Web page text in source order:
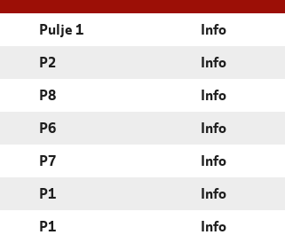
Pulje 1 Info
P2 Info
P8 Info
P6 Info
P7 Info
P1 Info
P1 Info